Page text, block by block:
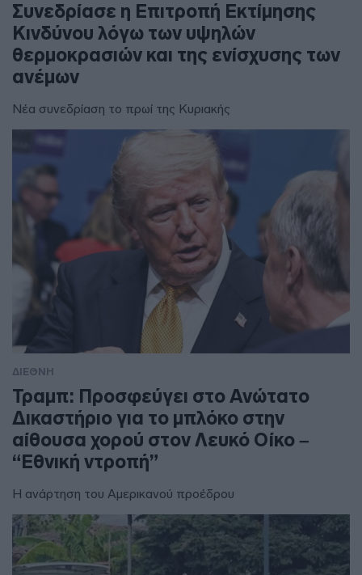
Συνεδρίασε η Επιτροπή Εκτίμησης
Κινδύνου λόγω των υψηλών
θερμοκρασιών και της ενίσχυσης των
ανέμων
Νέα συνεδρίαση το πρωί της Κυριακής
ΔΙΕΘΝΗ
Τραμπ: Προσφεύγει στο Ανώτατο
Δικαστήριο για το μπλόκο στην
αίθουσα χορού στον Λευκό Οίκο –
“Εθνική ντροπή”
Η ανάρτηση του Αμερικανού προέδρου